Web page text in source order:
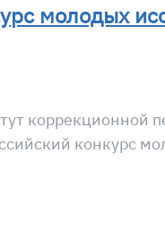
молодых
коррекционной
конкурс